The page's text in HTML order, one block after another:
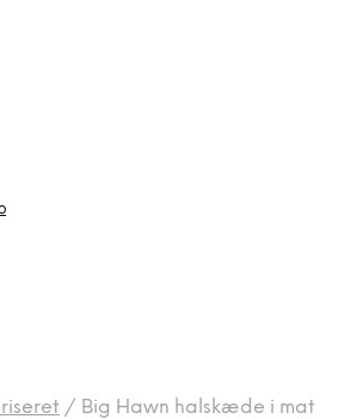
/ Big Hawn halskæde i mat